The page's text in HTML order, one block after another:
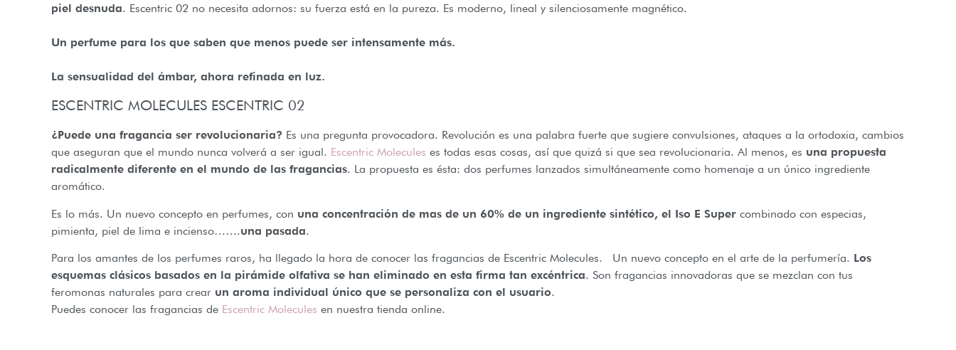
piel desnuda. Escentric 02 no necesita adornos: su fuerza está en la pureza. Es moderno, lineal y silenciosamente magnético.
Un perfume para los que saben que menos puede ser intensamente más.
La sensualidad del ámbar, ahora refinada en luz.
ESCENTRIC MOLECULES ESCENTRIC 02
¿Puede una fragancia ser revolucionaria? Es una pregunta provocadora. Revolución es una palabra fuerte que sugiere convulsiones, ataques a la ortodoxia, cambios
que aseguran que el mundo nunca volverá a ser igual. Escentric Molecules es todas esas cosas, así que quizá si que sea revolucionaria. Al menos, es una propuesta
radicalmente diferente en el mundo de las fragancias. La propuesta es ésta: dos perfumes lanzados simultáneamente como homenaje a un único ingrediente
aromático.
Es lo más. Un nuevo concepto en perfumes, con una concentración de mas de un 60% de un ingrediente sintético, el Iso E Super combinado con especias,
pimienta, piel de lima e incienso…….una pasada.
Para los amantes de los perfumes raros, ha llegado la hora de conocer las fragancias de Escentric Molecules. Un nuevo concepto en el arte de la perfumería. Los
esquemas clásicos basados en la pirámide olfativa se han eliminado en esta firma tan excéntrica. Son fragancias innovadoras que se mezclan con tus
feromonas naturales para crear un aroma individual único que se personaliza con el usuario.
Puedes conocer las fragancias de Escentric Molecules en nuestra tienda online.